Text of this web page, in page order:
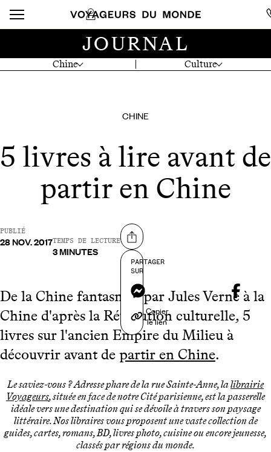
Chine Culture
JOURNAL
CHINE
5 livres à lire avant de
partir en Chine
PUBLIÉ
28 NOV. 2017TEMPS DE LECTURE
3 MINUTES
Partager sur
PARTAGER
SUR
Messenger
Copier
le lien
De la Chine fantasmée par Jules Verne à la
Chine d'après la Révolution culturelle, 5
livres sur l'ancien Empire du Milieu à
découvrir avant de partir en Chine.
Le saviez-vous ? Adresse phare de la rue Sainte-Anne, lalibrairie
Voyageurs, située en face de notre Cité parisienne, est la passerelle
idéale vers une destination qui se dévoile à travers son paysage
littéraire. Nos libraires vous proposent une vaste collection de
guides, cartes, romans, BD, livres photo, cuisine ou encore jeunesse,
classés par régions du monde.